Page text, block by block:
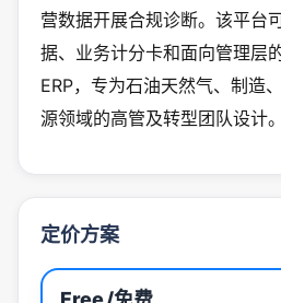
营数据开展合规诊断。该平台
据、业务计分卡和面向管理层
ERP，专为石油天然气、制造
源领域的高管及转型团队设计。
定价方案